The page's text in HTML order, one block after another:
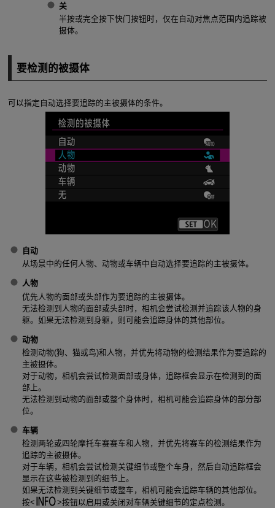
关
半按或完全按下快门按钮时，仅在自动对焦点范围内追踪被
摄体。
要检测的被摄体
可以指定自动选择要追踪的主被摄体的条件。
自动
从场景中的任何人物、动物或车辆中自动选择要追踪的主被摄体。
人物
优先人物的面部或头部作为要追踪的主被摄体。
无法检测到人物的面部或头部时，相机会尝试检测并追踪该人物的身
躯。如果无法检测到身躯，则可能会追踪身体的其他部位。
动物
检测动物(狗、猫或鸟)和人物，并优先将动物的检测结果作为要追踪的
主被摄体。
对于动物，相机会尝试检测面部或身体，追踪框会显示在检测到的面
部上。
无法检测到动物的面部或整个身体时，相机可能会追踪身体的部分部
位。
车辆
检测两轮或四轮摩托车赛赛车和人物，并优先将赛车的检测结果作为
追踪的主被摄体。
对于车辆，相机会尝试检测关键细节或整个车身，然后自动追踪框会
显示在这些被检测到的细节上。
如果无法检测到关键细节或整车，相机可能会追踪车辆的其他部位。
按
按钮以启用或关闭对车辆关键细节的定点检测。